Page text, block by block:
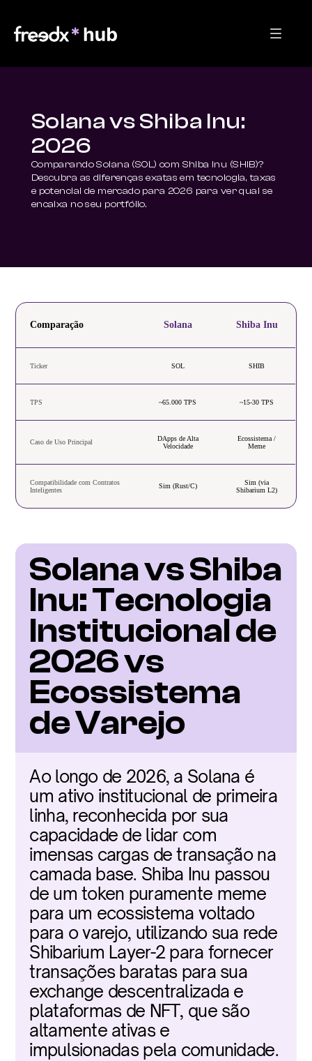
Solana vs Shiba Inu:
2026
Comparando Solana (SOL) com Shiba Inu (SHIB)?
Descubra as diferenças exatas em tecnologia, taxas
e potencial de mercado para 2026 para ver qual se
encaixa no seu portfólio.
Comparação Solana Shiba Inu
Ticker SOL SHIB
TPS ~65.000 TPS ~15-30 TPS
Caso de Uso Principal
DApps de Alta
Velocidade
Ecossistema /
Meme
Compatibilidade com Contratos
Inteligentes
Sim (Rust/C)
Sim (via
Shibarium L2)
Solana vs Shiba
Inu: Tecnologia
Institucional de
2026 vs
Ecossistema
de Varejo
Ao longo de 2026, a Solana é
um ativo institucional de primeira
linha, reconhecida por sua
capacidade de lidar com
imensas cargas de transação na
camada base. Shiba Inu passou
de um token puramente meme
para um ecossistema voltado
para o varejo, utilizando sua rede
Shibarium Layer-2 para fornecer
transações baratas para sua
exchange descentralizada e
plataformas de NFT, que são
altamente ativas e
impulsionadas pela comunidade.